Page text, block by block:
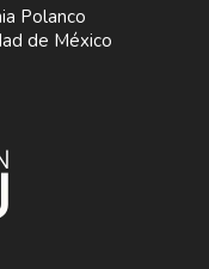
Polanco
de México